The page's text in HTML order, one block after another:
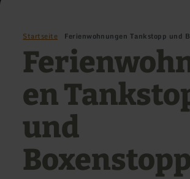
Startseite Ferienwohnungen Tankstopp und
en
und